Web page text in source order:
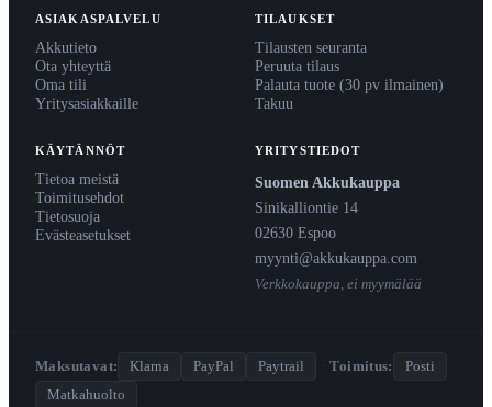
ASIAKASPALVELU
Akkutieto
Ota yhteyttä
Oma tili
Yritysasiakkaille
TILAUKSET
Tilausten seuranta
Peruuta tilaus
Palauta tuote (30 pv ilmainen)
Takuu
KÄYTÄNNÖT
Tietoa meistä
Toimitusehdot
Tietosuoja
Evästeasetukset
YRITYSTIEDOT
Suomen Akkukauppa
Sinikalliontie 14
02630 Espoo
myynti@akkukauppa.com
Verkkokauppa, ei myymälää
Maksutavat: Klarna PayPal Paytrail · Toimitus:
Posti
Matkahuolto